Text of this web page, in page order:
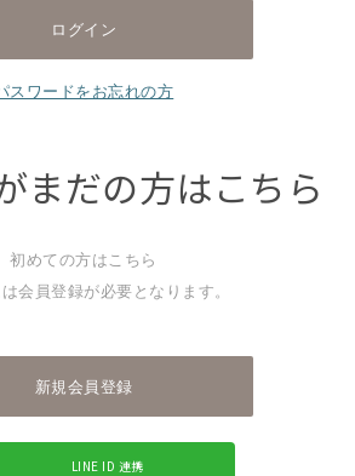
スワードをお忘れの方
まだの方はこちら
初めての方はこちら
会員登録が必要となります。
新規会員登録
LINE ID 連携